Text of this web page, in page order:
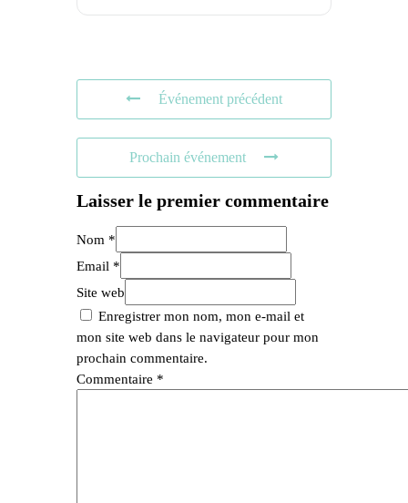
Événement précédent
Prochain événement
Laisser le premier commentaire
Nom *
Email *
Site web
Enregistrer mon nom, mon e-mail et
mon site web dans le navigateur pour mon
prochain commentaire.
Commentaire *